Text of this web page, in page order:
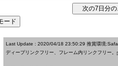
Last Update : 2020/04/18 23:50:29 推賞環境
ディープリンクフリー、フレーム内リンクフリー。